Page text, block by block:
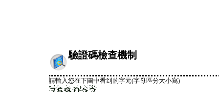
驗證碼檢查機制
請輸入您在下圖中看到的字元(字母區分大小寫)